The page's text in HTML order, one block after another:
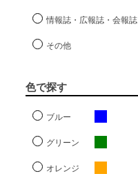
情報誌・広報誌・会報誌
その他
色で探す
ブルー
グリーン
オレンジ